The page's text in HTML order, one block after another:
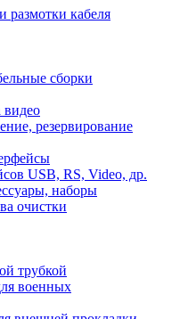
размотки кабеля
сборки
видео
резервирование
USB, RS, Video, др.
наборы
очистки
трубкой
военных